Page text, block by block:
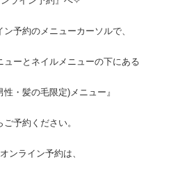
予約のメニューカーソルで、
ューとネイルメニューの下にある
性・髪の毛限定)メニュー』
ご予約ください。
ンライン予約は、